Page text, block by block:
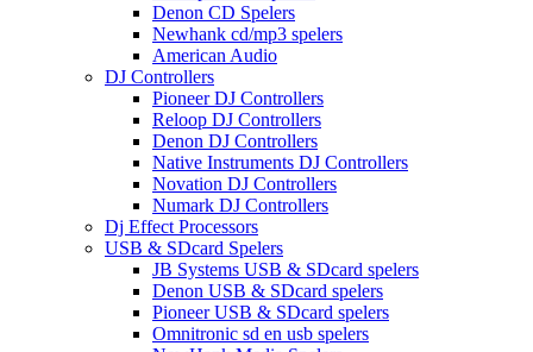
Denon CD Spelers
Newhank cd/mp3 spelers
American Audio
DJ Controllers
Pioneer DJ Controllers
Reloop DJ Controllers
Denon DJ Controllers
Native Instruments DJ Controllers
Novation DJ Controllers
Numark DJ Controllers
Dj Effect Processors
USB & SDcard Spelers
JB Systems USB & SDcard spelers
Denon USB & SDcard spelers
Pioneer USB & SDcard spelers
Omnitronic sd en usb spelers